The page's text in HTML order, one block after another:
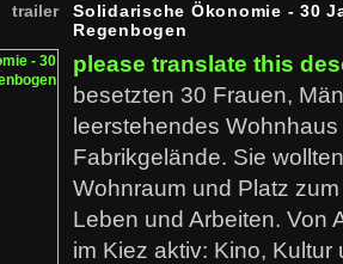
trailer
Solidarische Ökonomie - 30
Regenbogen
please translate this
besetzten 30 Frauen,
leerstehendes
Fabrikgelände. Sie
Wohnraum und Platz
Leben und Arbeiten. Von
im Kiez aktiv: Kino,